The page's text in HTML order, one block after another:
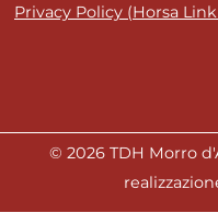
Privacy Policy (Horsa Link
© 2026 TDH Morro